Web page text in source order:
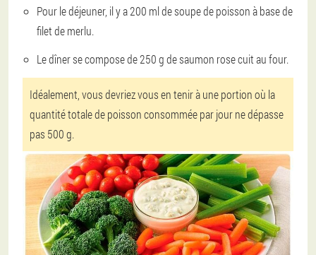
Pour le déjeuner, il y a 200 ml de soupe de poisson à base de
filet de merlu.
Le dîner se compose de 250 g de saumon rose cuit au four.
Idéalement, vous devriez vous en tenir à une portion où la
quantité totale de poisson consommée par jour ne dépasse
pas 500 g.